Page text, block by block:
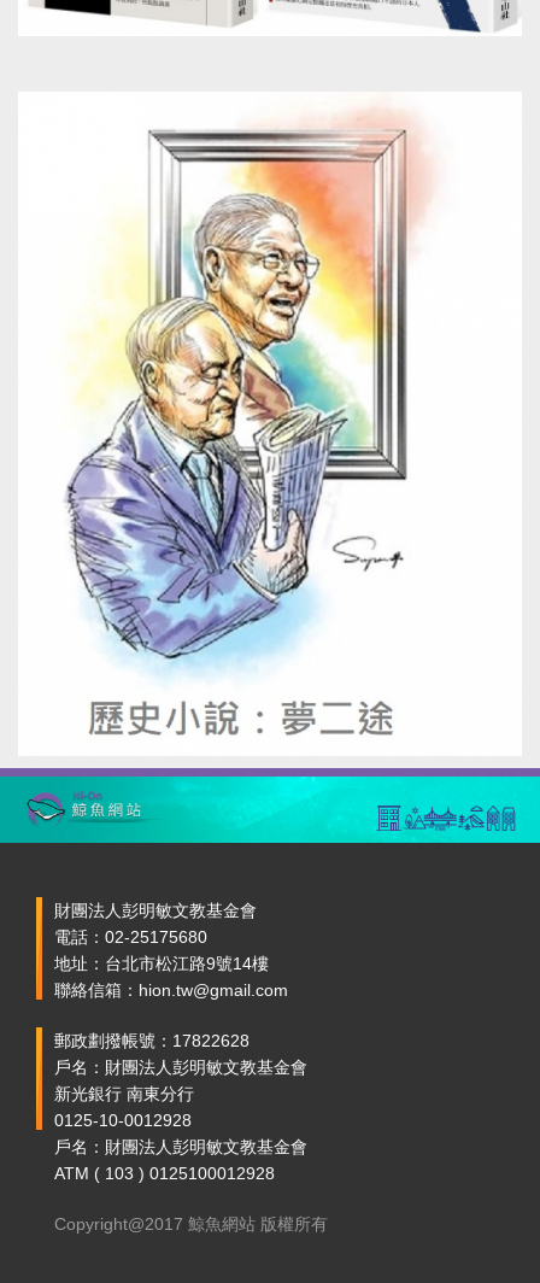
財團法人彭明敏文教基金會
電話：02-25175680
地址：台北市松江路9號14樓
聯絡信箱：hion.tw@gmail.com
郵政劃撥帳號：17822628
戶名：財團法人彭明敏文教基金會
新光銀行 南東分行
0125-10-0012928
戶名：財團法人彭明敏文教基金會
ATM ( 103 ) 0125100012928
Copyright@2017 鯨魚網站 版權所有